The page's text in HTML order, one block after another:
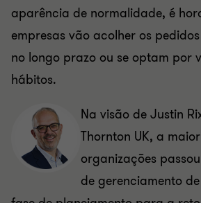
aparência de normalidade, é
empresas vão acolher os
no longo prazo ou se optam por
hábitos.
Na visão de Justin
Thornton UK, a
organizações
de gerenciamento